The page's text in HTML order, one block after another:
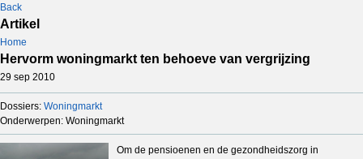
Back
Artikel
Home
Hervorm woningmarkt ten behoeve van vergrijzing
29 sep 2010
Dossiers: Woningmarkt
Onderwerpen: Woningmarkt
Om de pensioenen en de gezondheidszorg in